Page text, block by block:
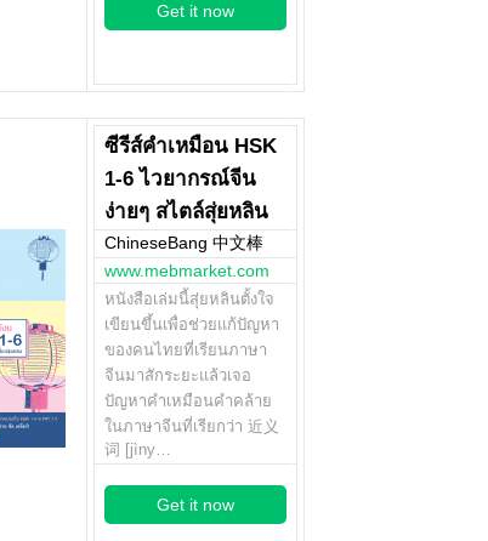
Get it now
ซีรีส์คำเหมือน HSK
1-6 ไวยากรณ์จีน
ง่ายๆ สไตล์สุ่ยหลิน
ChineseBang 中文棒
www.mebmarket.com
หนังสือเล่มนี้สุ่ยหลินตั้งใจ
เขียนขึ้นเพื่อช่วยแก้ปัญหา
ของคนไทยที่เรียนภาษา
จีนมาสักระยะแล้วเจอ
ปัญหาคำเหมือนคำคล้าย
ในภาษาจีนที่เรียกว่า 近义
词 [jìny…
Get it now